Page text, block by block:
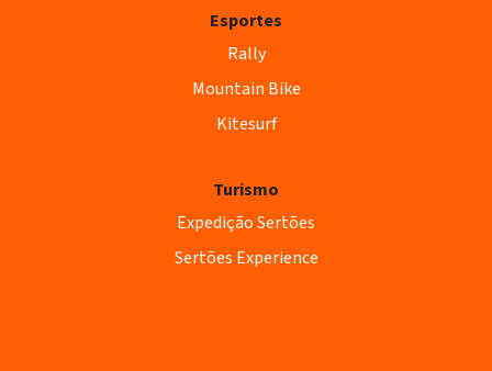
Esportes
Rally
Mountain Bike
Kitesurf
Turismo
Expedição Sertões
Sertões Experience